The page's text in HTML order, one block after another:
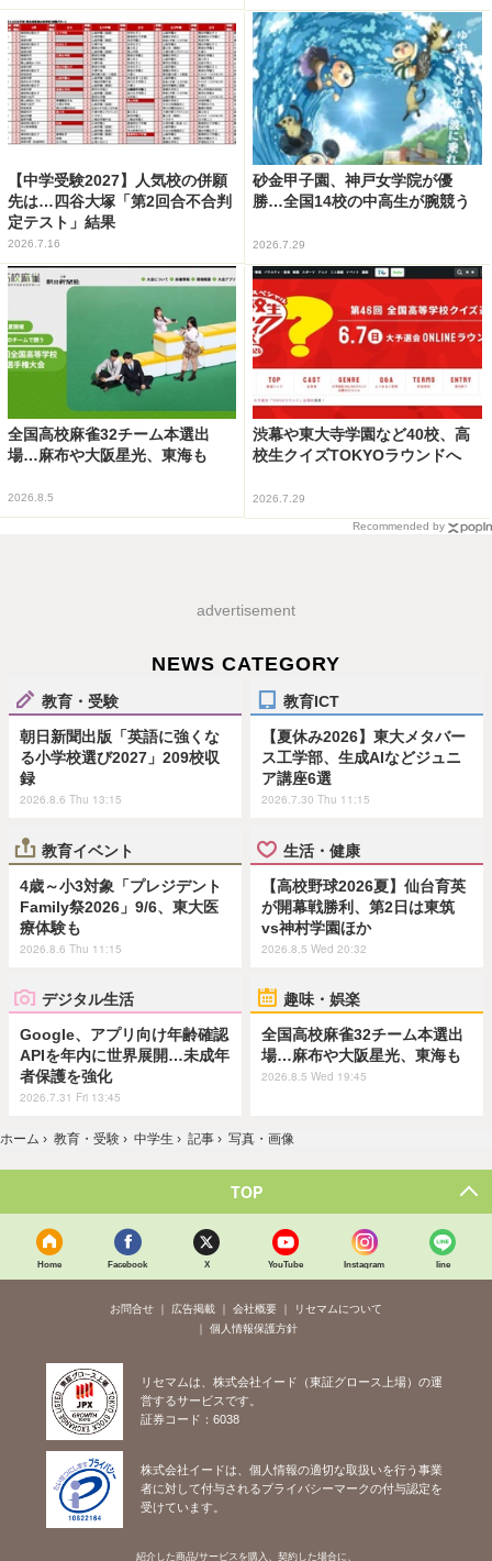
【中学受験2027】人気校の併願
先は…四谷大塚「第2回合不合判
定テスト」結果
2026.7.16
砂金甲子園、神戸女学院が優
勝…全国14校の中高生が腕競う
2026.7.29
全国高校麻雀32チーム本選出
場…麻布や大阪星光、東海も
2026.8.5
渋幕や東大寺学園など40校、高
校生クイズTOKYOラウンドへ
2026.7.29
Recommended by
advertisement
NEWS CATEGORY
教育・受験
朝日新聞出版「英語に強くな
る小学校選び2027」209校収
録
2026.8.6 Thu 13:15
教育ICT
【夏休み2026】東大メタバー
ス工学部、生成AIなどジュニ
ア講座6選
2026.7.30 Thu 11:15
教育イベント
4歳～小3対象「プレジデント
Family祭2026」9/6、東大医
療体験も
2026.8.6 Thu 11:15
生活・健康
【高校野球2026夏】仙台育英
が開幕戦勝利、第2日は東筑
vs神村学園ほか
2026.8.5 Wed 20:32
デジタル生活
Google、アプリ向け年齢確認
APIを年内に世界展開…未成年
者保護を強化
2026.7.31 Fri 13:45
趣味・娯楽
全国高校麻雀32チーム本選出
場…麻布や大阪星光、東海も
2026.8.5 Wed 19:45
ホーム › 教育・受験 › 中学生 › 記事 › 写真・画像
TOP
Home Facebook X YouTube Instagram line
お問合せ 広告掲載 会社概要
リセマムについて
個人情報保護方針
リセマムは、株式会社イード（東証グロース上場）の運
営するサービスです。
証券コード：6038
株式会社イードは、個人情報の適切な取扱いを行う事業
者に対して付与されるプライバシーマークの付与認定を
受けています。
紹介した商品/サービスを購入、契約した場合に、